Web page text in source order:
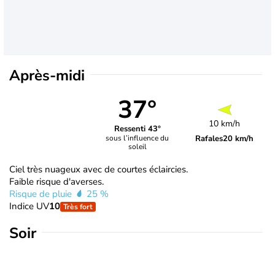
Après-midi
37°
Ressenti 43°
sous l’influence du
soleil
10 km/h
Rafales20 km/h
Ciel très nuageux avec de courtes éclaircies.
Faible risque d'averses.
Risque de pluie
25 %
Indice UV10 Très fort
Soir